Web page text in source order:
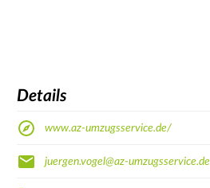
Details
www.az-umzugsservice.de/
juergen.vogel@az-umzugsservice.de